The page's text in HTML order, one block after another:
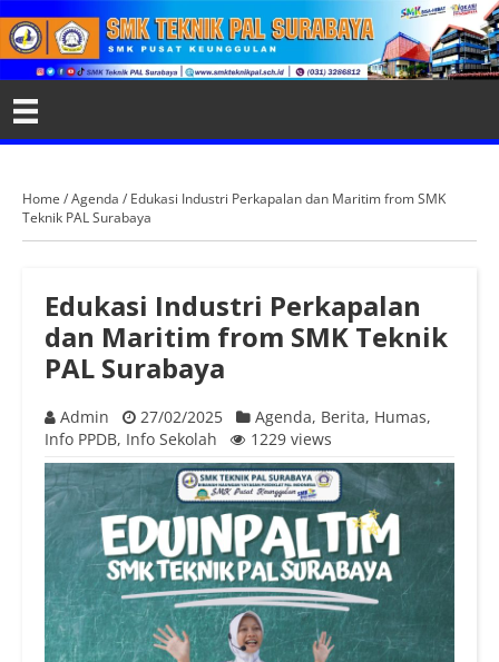
Home /Agenda / Edukasi Industri Perkapalan dan Maritim from SMK
Teknik PAL Surabaya
Edukasi Industri Perkapalan
dan Maritim from SMK Teknik
PAL Surabaya
Admin 27/02/2025 Agenda, Berita, Humas,
Info PPDB, Info Sekolah 1229 views